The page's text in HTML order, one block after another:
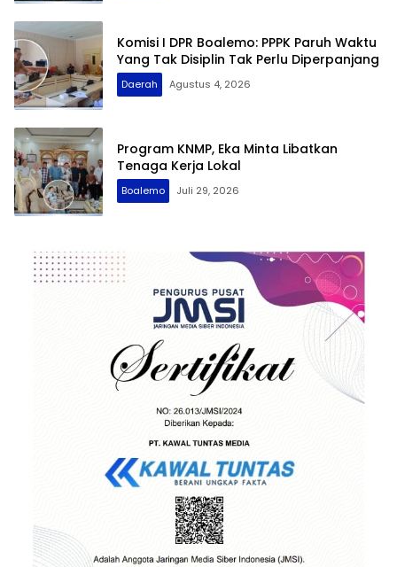
Komisi I DPR Boalemo: PPPK Paruh Waktu
Yang Tak Disiplin Tak Perlu Diperpanjang
Daerah Agustus 4, 2026
Program KNMP, Eka Minta Libatkan
Tenaga Kerja Lokal
Boalemo Juli 29, 2026